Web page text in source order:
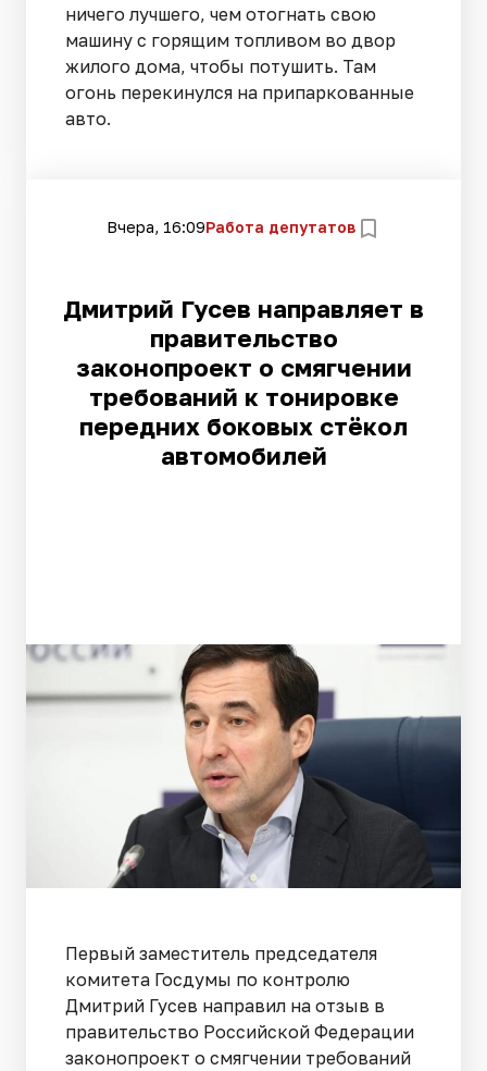
ничего лучшего, чем отогнать свою
машину с горящим топливом во двор
жилого дома, чтобы потушить. Там
огонь перекинулся на припаркованные
авто.
Вчера, 16:09Работа депутатов
Дмитрий Гусев направляет в
правительство
законопроект о смягчении
требований к тонировке
передних боковых стёкол
автомобилей
Первый заместитель председателя
комитета Госдумы по контролю
Дмитрий Гусев направил на отзыв в
правительство Российской Федерации
законопроект о смягчении требований